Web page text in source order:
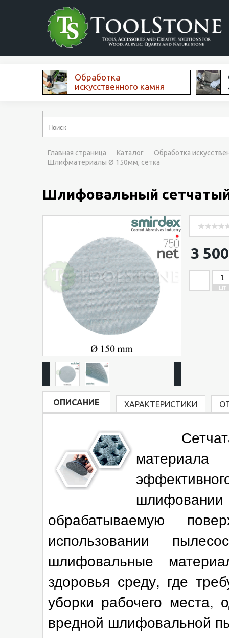
Обработка
искусственного камня
Главная страница Каталог
Обработка
Шлифматериалы Ø 150мм, сетка
Шлифовальный
3
ШТ
ОПИСАНИЕ ХАРАКТЕРИСТИКИ
Сетчатая
материала
обрабатываемую
использовании
шлифовальные
здоровья среду, где
уборки рабочего места,
вредной шлифовальной